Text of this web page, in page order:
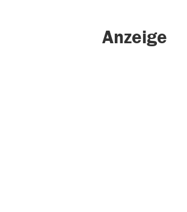
Anzeige